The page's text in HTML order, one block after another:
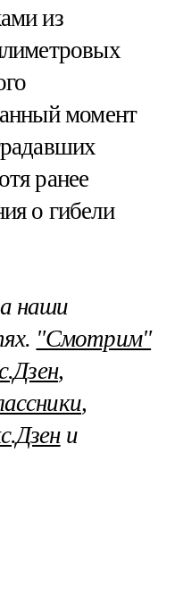
из
момент
ранее
о гибели
наши
"Смотрим"
,
,
и